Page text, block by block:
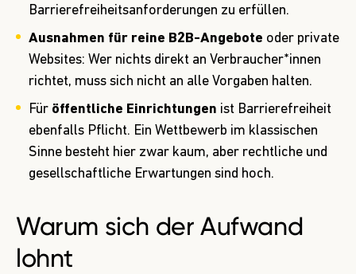
Barrierefreiheitsanforderungen zu erfüllen.
Ausnahmen für reine B2B-Angebote oder private
Websites: Wer nichts direkt an Verbraucher*innen
richtet, muss sich nicht an alle Vorgaben halten.
Für öffentliche Einrichtungen ist Barrierefreiheit
ebenfalls Pflicht. Ein Wettbewerb im klassischen
Sinne besteht hier zwar kaum, aber rechtliche und
gesellschaftliche Erwartungen sind hoch.
Warum sich der Aufwand
lohnt